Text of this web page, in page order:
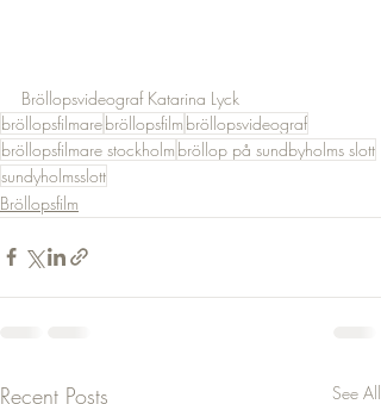
Bröllopsvideograf Katarina Lyck
bröllopsfilmarebröllopsfilm bröllopsvideograf
bröllopsfilmare stockholm bröllop på sundbyholms slott
sundyholmsslott
Bröllopsfilm
Recent Posts See All